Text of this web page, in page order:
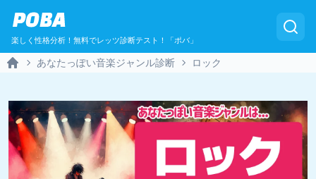
POBA
楽しく性格分析！無料でレッツ診断テスト！「ポバ」
あなたっぽい音楽ジャンル診断 ロック